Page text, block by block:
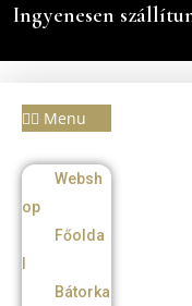
Skip
content
Ingyenesen
Menu
Websh
op
Főolda
Bátorka